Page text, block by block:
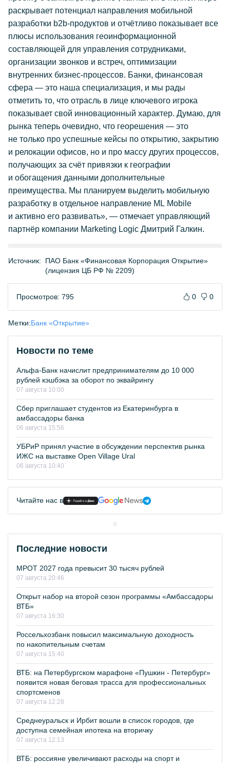
раскрывает потенциал направления мобильной
разработки b2b-продуктов и отчётливо показывает все
плюсы использования геоинформационной
составляющей для управления сотрудниками,
организации звонков и встреч, оптимизации
внутренних бизнес-процессов. Банки, финансовая
сфера — это наша специализация, и мы рады
отметить то, что отрасль в лице ключевого игрока
показывает свой инновационный характер. Думаю, для
рынка теперь очевидно, что георешения — это
не только про успешные кейсы по открытию, закрытию
и релокации офисов, но и про массу других процессов,
получающих за счёт привязки к географии
и обогащения данными дополнительные
преимущества. Мы планируем выделить мобильную
разработку в отдельное направление ML Mobile
и активно его развивать», — отмечает управляющий
партнёр компании Marketing Logic Дмитрий Галкин.
Источник:
ПАО Банк «Финансовая Корпорация Открытие»
(лицензия ЦБ РФ № 2209)
Просмотров: 795 0 0
Метки:Банк «Открытие»
Новости по теме
Альфа-Банк начислит предпринимателям до 10 000
рублей кэшбэка за оборот по эквайрингу
07 августа 10:00
Сбер приглашает студентов из Екатеринбурга в
амбассадоры банка
06 августа 15:56
УБРиР принял участие в обсуждении перспектив рынка
ИЖС на выставке Open Village Ural
06 августа 10:40
Читайте нас в
Последние новости
МРОТ 2027 года превысит 30 тысяч рублей
07 августа 20:46
Открыт набор на второй сезон программы «Амбассадоры
ВТБ»
07 августа 16:30
Россельхозбанк повысил максимальную доходность
по накопительным счетам
07 августа 15:40
ВТБ: на Петербургском марафоне «Пушкин - Петербург»
появится новая беговая трасса для профессиональных
спортсменов
07 августа 12:28
Среднеуральск и Ирбит вошли в список городов, где
доступна семейная ипотека на вторичку
07 августа 12:13
ВТБ: россияне увеличивают расходы на спорт и